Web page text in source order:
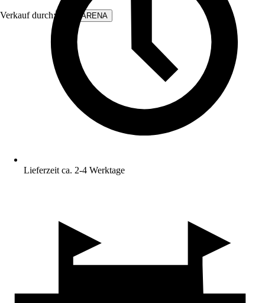
Verkauf durch: WALLARENA
Lieferzeit ca. 2-4 Werktage